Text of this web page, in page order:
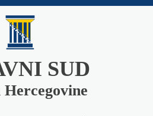
SUD
Hercegovine